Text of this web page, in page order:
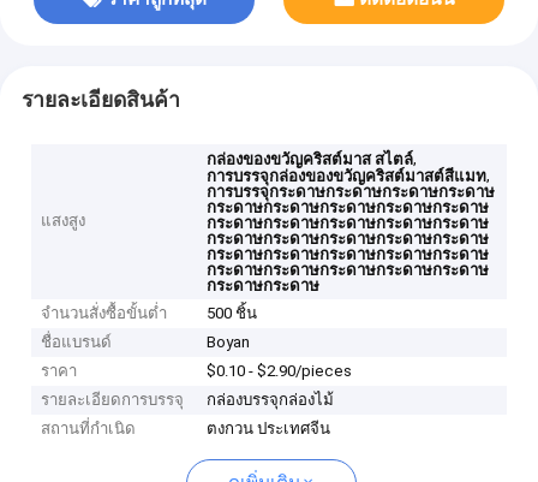
รายละเอียดสินค้า
แสงสูง
กล่องของขวัญคริสต์มาส สไตล์,
การบรรจุกล่องของขวัญคริสต์มาสต์สีแมท,
การบรรจุกระดาษกระดาษกระดาษกระดาษ
กระดาษกระดาษกระดาษกระดาษกระดาษ
กระดาษกระดาษกระดาษกระดาษกระดาษ
กระดาษกระดาษกระดาษกระดาษกระดาษ
กระดาษกระดาษกระดาษกระดาษกระดาษ
กระดาษกระดาษกระดาษกระดาษกระดาษ
กระดาษกระดาษ
จำนวนสั่งซื้อขั้นต่ำ
500 ชิ้น
ชื่อแบรนด์
Boyan
ราคา
$0.10 - $2.90/pieces
รายละเอียดการบรรจุ
กล่องบรรจุกล่องไม้
สถานที่กำเนิด
ตงกวน ประเทศจีน